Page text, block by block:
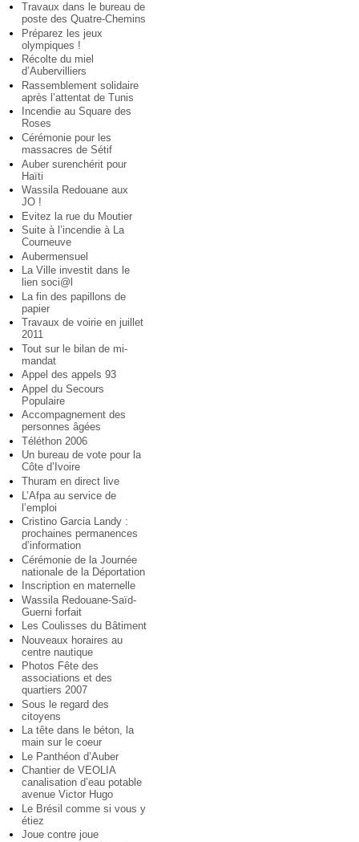
Travaux dans le bureau de
poste des Quatre-Chemins
Préparez les jeux
olympiques !
Récolte du miel
d’Aubervilliers
Rassemblement solidaire
après l’attentat de Tunis
Incendie au Square des
Roses
Cérémonie pour les
massacres de Sétif
Auber surenchérit pour
Haïti
Wassila Redouane aux
JO !
Evitez la rue du Moutier
Suite à l’incendie à La
Courneuve
Aubermensuel
La Ville investit dans le
lien soci@l
La fin des papillons de
papier
Travaux de voirie en juillet
2011
Tout sur le bilan de mi-
mandat
Appel des appels 93
Appel du Secours
Populaire
Accompagnement des
personnes âgées
Téléthon 2006
Un bureau de vote pour la
Côte d’Ivoire
Thuram en direct live
L’Afpa au service de
l’emploi
Cristino Garcia Landy :
prochaines permanences
d’information
Cérémonie de la Journée
nationale de la Déportation
Inscription en maternelle
Wassila Redouane-Saïd-
Guerni forfait
Les Coulisses du Bâtiment
Nouveaux horaires au
centre nautique
Photos Fête des
associations et des
quartiers 2007
Sous le regard des
citoyens
La tête dans le béton, la
main sur le coeur
Le Panthéon d’Auber
Chantier de VEOLIA
canalisation d’eau potable
avenue Victor Hugo
Le Brésil comme si vous y
étiez
Joue contre joue